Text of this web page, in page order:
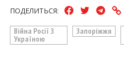
ПОДЕЛИТЬСЯ:
Війна Росії З
Україною
Запоріжжя